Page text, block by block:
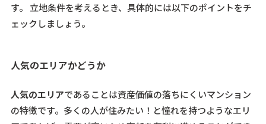
す。 立地条件を考えるとき、具体的には以下のポイントをチ
ェックしましょう。
人気のエリアかどうか
人気のエリアであることは資産価値の落ちにくいマンション
の特徴です。多くの人が住みたい！と憧れを持つようなエリ